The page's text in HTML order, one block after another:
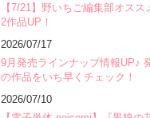
【7/21】野いちご編集部オスス
2作品UP！
2026/07/17
9月発売ラインナップ情報UP♪
の作品をいち早くチェック！
2026/07/10